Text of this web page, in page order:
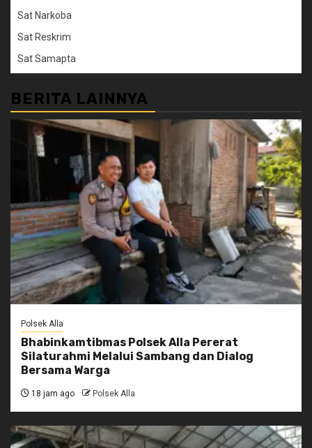
Sat Narkoba
Sat Reskrim
Sat Samapta
BERITA LAINNYA
Polsek Alla
Bhabinkamtibmas Polsek Alla Pererat
Silaturahmi Melalui Sambang dan Dialog
Bersama Warga
18 jam ago Polsek Alla